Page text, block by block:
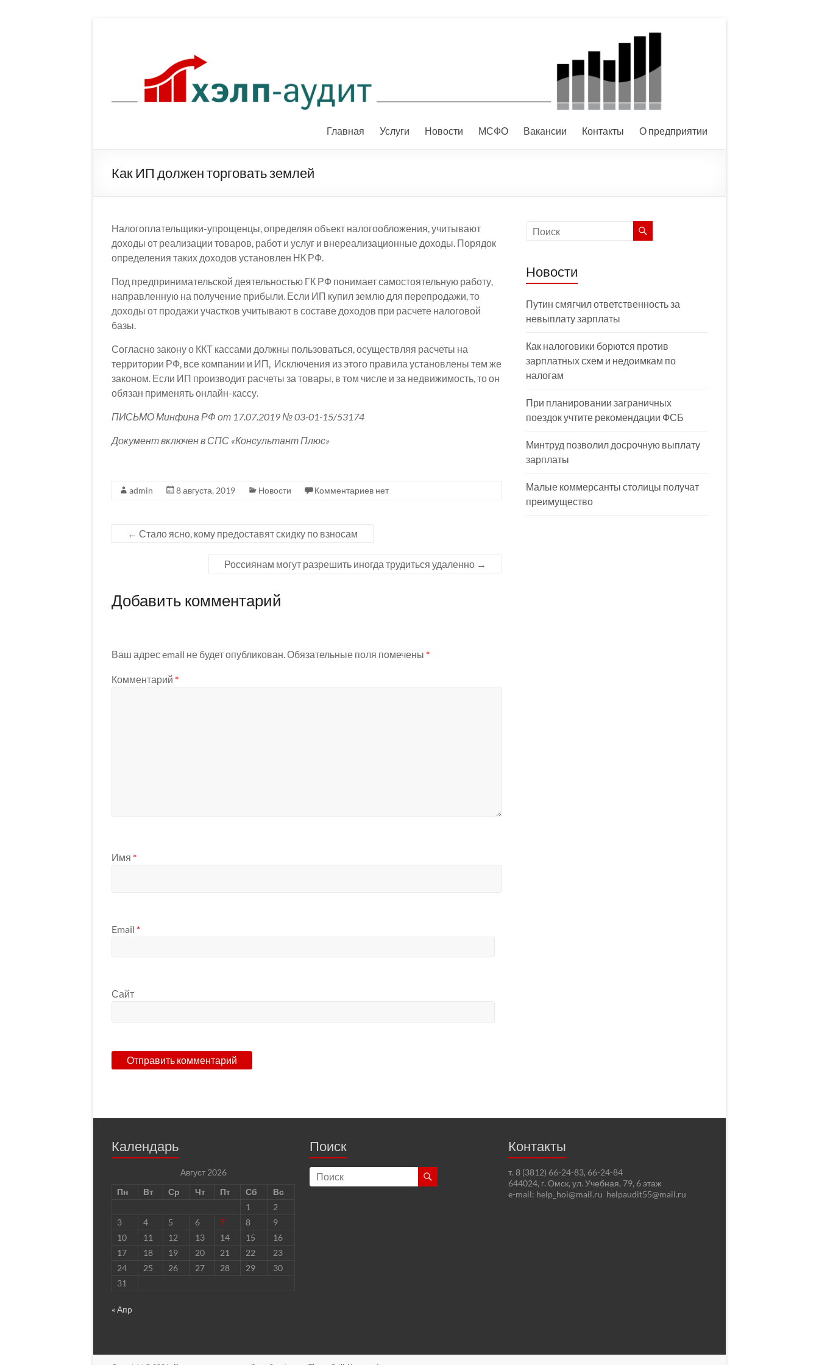
Главная Услуги Новости МСФО Вакансии Контакты О предприятии
Как ИП должен торговать землей
Налогоплательщики-упрощенцы, определяя объект налогообложения, учитывают
доходы от реализации товаров, работ и услуг и внереализационные доходы. Порядок
определения таких доходов установлен НК РФ.
Под предпринимательской деятельностью ГК РФ понимает самостоятельную работу,
направленную на получение прибыли. Если ИП купил землю для перепродажи, то
доходы от продажи участков учитывают в составе доходов при расчете налоговой
базы.
Согласно закону о ККТ кассами должны пользоваться, осуществляя расчеты на
территории РФ, все компании и ИП, Исключения из этого правила установлены тем же
законом. Если ИП производит расчеты за товары, в том числе и за недвижимость, то он
обязан применять онлайн-кассу.
ПИСЬМО Минфина РФ от 17.07.2019 № 03-01-15/53174
Документ включен в СПС «Консультант Плюс»
admin 8 августа, 2019 Новости Комментариев нет
← Стало ясно, кому предоставят скидку по взносам
Россиянам могут разрешить иногда трудиться удаленно →
Добавить комментарий
Ваш адрес email не будет опубликован. Обязательные поля помечены *
Комментарий *
Имя *
Email *
Сайт
Новости
Путин смягчил ответственность за
невыплату зарплаты
Как налоговики борются против
зарплатных схем и недоимкам по
налогам
При планировании заграничных
поездок учтите рекомендации ФСБ
Минтруд позволил досрочную выплату
зарплаты
Малые коммерсанты столицы получат
преимущество
Календарь
Август 2026
Пн
Вт Ср Чт Пт Сб
Вс
1
2
3
4 5 6 7 8
9
10
11 12 13 14 15
16
17
18 19 20 21 22
23
24
25 26 27 28 29
30
31
« Апр
Поиск Контакты
т. 8 (3812) 66-24-83, 66-24-84
644024, г. Омск, ул. Учебная, 79, 6 этаж
e-mail: help_hoi@mail.ru helpaudit55@mail.ru